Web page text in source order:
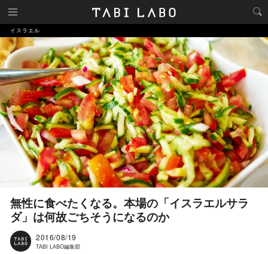
イスラエル
無性に食べたくなる。本場の「イスラエルサラ
ダ」は何故ごちそうになるのか
2016/08/19
TABI LABO編集部